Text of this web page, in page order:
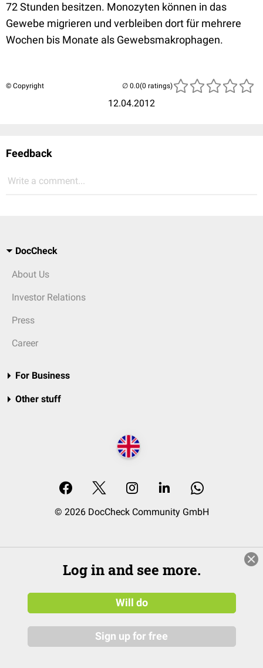
72 Stunden besitzen. Monozyten können in das
Gewebe migrieren und verbleiben dort für mehrere
Wochen bis Monate als Gewebsmakrophagen.
© Copyright
12.04.2012
(0 ratings)
Feedback
Write a comment...
DocCheck
About Us
Investor Relations
Press
Career
For Business
Other stuff
© 2026 DocCheck Community GmbH
Log in and see more.
Will do
Sign up for free